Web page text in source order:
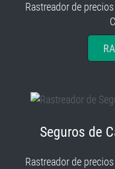
Rastreador de
Seguros de
Rastreador de